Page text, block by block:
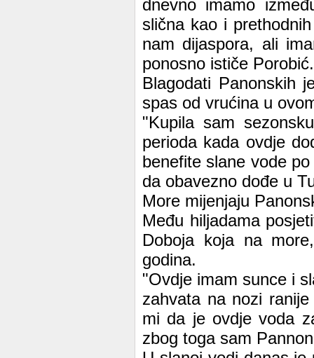
dnevno imamo
slična kao i
nam dijaspora, ali
ponosno ističe Porobić.
Blagodati Panonskih
spas od vrućina u
"Kupila sam
perioda kada ovdje
benefite slane vode
da obavezno dođe u
More mijenjaju
Među hiljadama
Doboja koja na
godina.
"Ovdje imam sunce i
zahvata na nozi
mi da je ovdje voda
zbog toga sam